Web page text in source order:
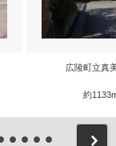
広陵町立真
約